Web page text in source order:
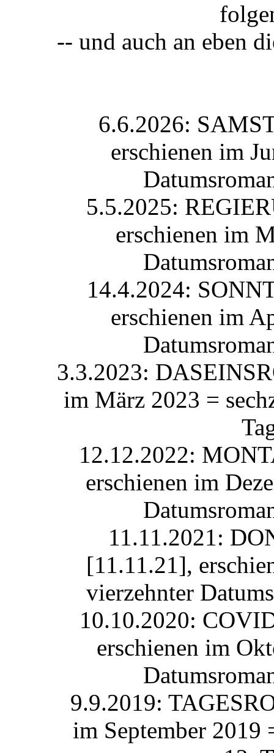
-- und auch an eben
6.6.2026:
erschienen im
5.5.2025:
erschienen im
14.4.2024:
erschienen im
3.3.2023:
im März 2023 =
12.12.2022:
erschienen im
11.11.2021:
[11.11.21],
vierzehnter
10.10.2020:
erschienen im
9.9.2019:
im September 2019